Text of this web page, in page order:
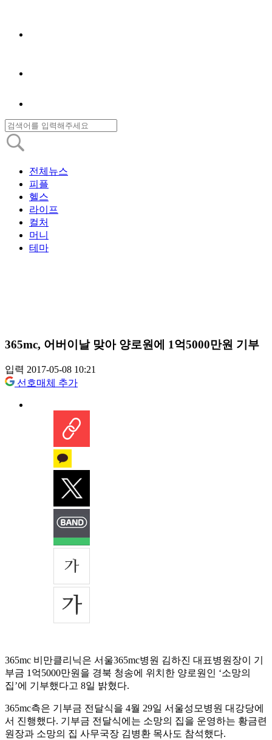
전체뉴스
피플
헬스
라이프
컬처
머니
테마
365mc, 어버이날 맞아 양로원에 1억5000만원 기부
입력 2017-05-08 10:21
선호매체 추가
365mc 비만클리닉은 서울365mc병원 김하진 대표병원장이 기
부금 1억5000만원을 경북 청송에 위치한 양로원인 ‘소망의
집’에 기부했다고 8일 밝혔다.
365mc측은 기부금 전달식을 4월 29일 서울성모병원 대강당에
서 진행했다. 기부금 전달식에는 소망의 집을 운영하는 황금련
원장과 소망의 집 사무국장 김병환 목사도 참석했다.